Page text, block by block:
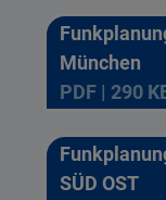
München
PDF | 290
SÜD OST